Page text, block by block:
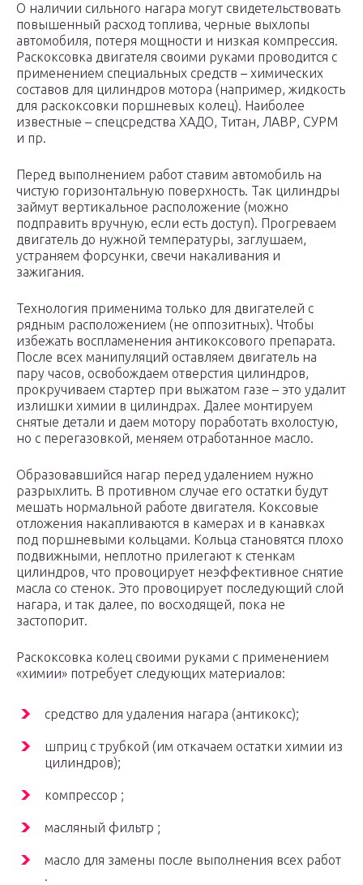
О наличии сильного нагара могут свидетельствовать
повышенный расход топлива, черные выхлопы
автомобиля, потеря мощности и низкая компрессия.
Раскоксовка двигателя своими руками проводится с
применением специальных средств – химических
составов для цилиндров мотора (например, жидкость
для раскоксовки поршневых колец). Наиболее
известные – спецсредства ХАДО, Титан, ЛАВР, СУРМ
и пр.
Перед выполнением работ ставим автомобиль на
чистую горизонтальную поверхность. Так цилиндры
займут вертикальное расположение (можно
подправить вручную, если есть доступ). Прогреваем
двигатель до нужной температуры, заглушаем,
устраняем форсунки, свечи накаливания и
зажигания.
Технология применима только для двигателей с
рядным расположением (не оппозитных). Чтобы
избежать воспламенения антикоксового препарата.
После всех манипуляций оставляем двигатель на
пару часов, освобождаем отверстия цилиндров,
прокручиваем стартер при выжатом газе – это удалит
излишки химии в цилиндрах. Далее монтируем
снятые детали и даем мотору поработать вхолостую,
но с перегазовкой, меняем отработанное масло.
Образовавшийся нагар перед удалением нужно
разрыхлить. В противном случае его остатки будут
мешать нормальной работе двигателя. Коксовые
отложения накапливаются в камерах и в канавках
под поршневыми кольцами. Кольца становятся плохо
подвижными, неплотно прилегают к стенкам
цилиндров, что провоцирует неэффективное снятие
масла со стенок. Это провоцирует последующий слой
нагара, и так далее, по восходящей, пока не
застопорит.
Раскоксовка колец своими руками с применением
«химии» потребует следующих материалов:
средство для удаления нагара (антикокс);
шприц с трубкой (им откачаем остатки химии из
цилиндров);
компрессор ;
масляный фильтр ;
масло для замены после выполнения всех работ
.